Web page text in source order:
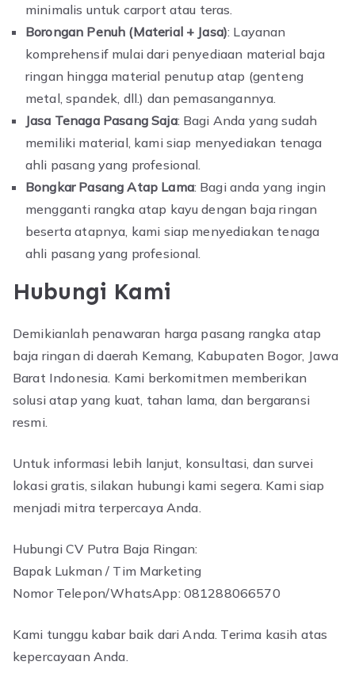
minimalis untuk carport atau teras.
Borongan Penuh (Material + Jasa): Layanan
komprehensif mulai dari penyediaan material baja
ringan hingga material penutup atap (genteng
metal, spandek, dll.) dan pemasangannya.
Jasa Tenaga Pasang Saja: Bagi Anda yang sudah
memiliki material, kami siap menyediakan tenaga
ahli pasang yang profesional.
Bongkar Pasang Atap Lama: Bagi anda yang ingin
mengganti rangka atap kayu dengan baja ringan
beserta atapnya, kami siap menyediakan tenaga
ahli pasang yang profesional.
Hubungi Kami
Demikianlah penawaran harga pasang rangka atap
baja ringan di daerah Kemang, Kabupaten Bogor, Jawa
Barat Indonesia. Kami berkomitmen memberikan
solusi atap yang kuat, tahan lama, dan bergaransi
resmi.
Untuk informasi lebih lanjut, konsultasi, dan survei
lokasi gratis, silakan hubungi kami segera. Kami siap
menjadi mitra terpercaya Anda.
Hubungi CV Putra Baja Ringan:
Bapak Lukman / Tim Marketing
Nomor Telepon/WhatsApp: 081288066570
Kami tunggu kabar baik dari Anda. Terima kasih atas
kepercayaan Anda.